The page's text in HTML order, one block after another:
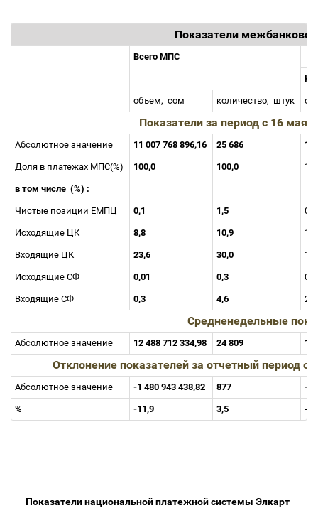
Показатели
Всего МПС
объем, сом количество, штук
Показатели за период c 16 мая
Абсолютное значение 11 007 768 896,16 25 686 1
Доля в платежах МПС(%) 100,0 100,0
в том числе (%) :
Чистые позиции ЕМПЦ 0,1 1,5 0,7
Исходящие ЦК 8,8 10,9
Входящие ЦК 23,6 30,0
Исходящие СФ 0,01 0,3 0,1
Входящие СФ 0,3 4,6 2,3
Средненедельные
Абсолютное значение 12 488 712 334,98 24 809 1
Отклонение показателей за отчетный период
Абсолютное значение -1 480 943 438,82 877 -
% -11,9 3,5 -
Показатели национальной платежной системы Элкарт